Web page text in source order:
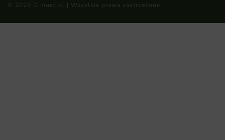
© 2026 Dimuro.pl | Wszelkie prawa zastrzeżone